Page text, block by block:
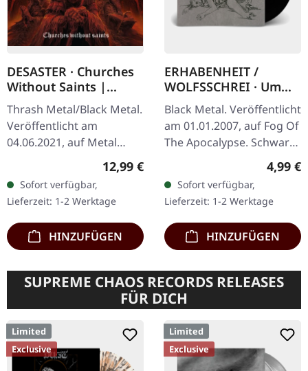
DESASTER · Churches
Without Saints |
DIGIPAK CD
Thrash Metal/Black Metal.
Veröffentlicht am
04.06.2021, auf Metal
Erstauflage im DigiPak.
"Churches Without
Saints" von Desaster ist…
Regulärer Preis:
12,99 €
Sofort verfügbar,
Lieferzeit: 1-2 Werktage
HINZUFÜGEN
ERHABENHEIT /
WOLFSSCHREI · Um
Einst Zu Herrschen |
BLACK 7" EP
Black Metal. Veröffentlicht
am 01.01.2007, auf Fog Of
The Apocalypse. Schwarze
7" Vinyl, limitiert auf 500
Erhabenheit - Um Einst
Zu…
4,99 €
Sofort verfügbar,
Lieferzeit: 1-2 Werktage
HINZUFÜGEN
SUPREME CHAOS RECORDS RELEASES
FÜR DICH
Limited
Exclusive
Limited
Exclusive